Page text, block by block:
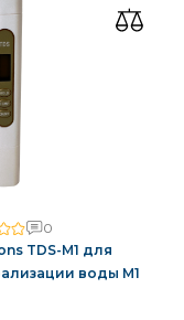
0
TDS-M1 для
воды M1